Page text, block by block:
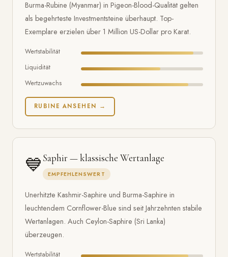
Burma-Rubine (Myanmar) in Pigeon-Blood-Qualität gelten
als begehrteste Investmentsteine überhaupt. Top-
Exemplare erzielen über 1 Million US-Dollar pro Karat.
Wertstabilität
Liquidität
Wertzuwachs
RUBINE ANSEHEN →
💙 Saphir — klassische Wertanlage
EMPFEHLENSWERT
Unerhitzte Kashmir-Saphire und Burma-Saphire in
leuchtendem Cornflower-Blue sind seit Jahrzehnten stabile
Wertanlagen. Auch Ceylon-Saphire (Sri Lanka)
überzeugen.
Wertstabilität